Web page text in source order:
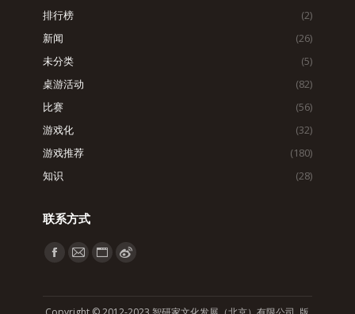
排行榜
(2)
新闻
(26)
未分类
(5)
桌游活动
(82)
比赛
(56)
游戏化
(32)
游戏推荐
(180)
知识
(28)
联系方式
找到我们：
Facebook
Mail WebsiteWeibo